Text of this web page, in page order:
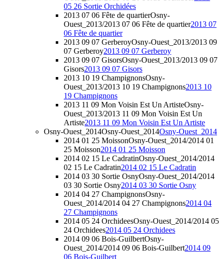
05 26 Sortie Orchidées
2013 07 06 Fête de quartierOsny-
Ouest_2013/2013 07 06 Fête de quartier2013 07
06 Fête de quartier
2013 09 07 GerberoyOsny-Ouest_2013/2013 09
07 Gerberoy2013 09 07 Gerberoy
2013 09 07 GisorsOsny-Ouest_2013/2013 09 07
Gisors2013 09 07 Gisors
2013 10 19 ChampignonsOsny-
Ouest_2013/2013 10 19 Champignons2013 10
19 Champignons
2013 11 09 Mon Voisin Est Un ArtisteOsny-
Ouest_2013/2013 11 09 Mon Voisin Est Un
Artiste2013 11 09 Mon Voisin Est Un Artiste
Osny-Ouest_2014Osny-Ouest_2014Osny-Ouest_2014
2014 01 25 MoissonOsny-Ouest_2014/2014 01
25 Moisson2014 01 25 Moisson
2014 02 15 Le CadratinOsny-Ouest_2014/2014
02 15 Le Cadratin2014 02 15 Le Cadratin
2014 03 30 Sortie OsnyOsny-Ouest_2014/2014
03 30 Sortie Osny2014 03 30 Sortie Osny
2014 04 27 ChampignonsOsny-
Ouest_2014/2014 04 27 Champignons2014 04
27 Champignons
2014 05 24 OrchideesOsny-Ouest_2014/2014 05
24 Orchidees2014 05 24 Orchidees
2014 09 06 Bois-GuilbertOsny-
Ouest_2014/2014 09 06 Bois-Guilbert2014 09
06 Bois-Guilbert